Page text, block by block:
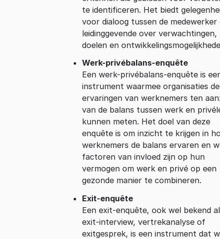
te identificeren. Het biedt
voor dialoog tussen de medewerker
leidinggevende over verwachtingen,
doelen en
Werk-privébalans-enquête
Een werk-privébalans-enquête is
instrument waarmee organisaties de
ervaringen van werknemers ten
van de balans tussen werk en
kunnen meten. Het doel van deze
enquête is om inzicht te krijgen in
werknemers de balans ervaren en
factoren van invloed zijn op hun
vermogen om werk en privé op een
gezonde manier te combineren.
Exit-enquête
Een exit-enquête, ook wel bekend
exit-interview, vertrekanalyse of
exitgesprek, is een instrument dat